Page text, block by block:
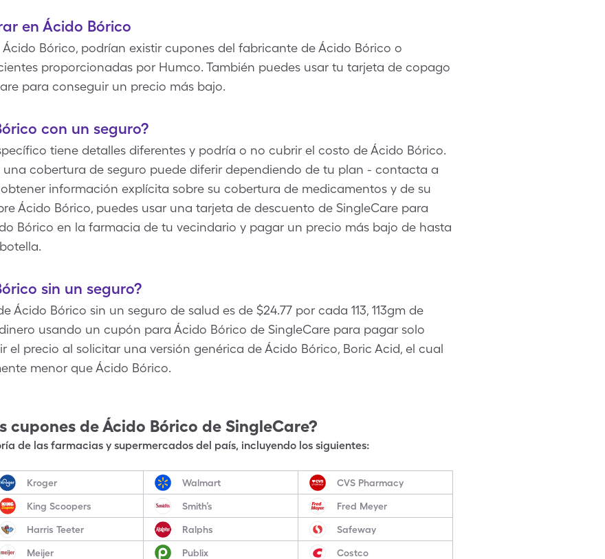
en Ácido Bórico
Bórico, podrían existir cupones del fabricante de Ácido Bórico o
proporcionadas por Humco. También puedes usar tu tarjeta de copago
para conseguir un precio más bajo.
con un seguro?
tiene detalles diferentes y podría o no cubrir el costo de Ácido Bórico.
una cobertura de seguro puede diferir dependiendo de tu plan - contacta a
información explícita sobre su cobertura de medicamentos y de su
Ácido Bórico, puedes usar una tarjeta de descuento de SingleCare para
Bórico en la farmacia de tu vecindario y pagar un precio más bajo de hasta
sin un seguro?
Ácido Bórico sin un seguro de salud es de $24.77 por cada 113, 113gm de
usando un cupón para Ácido Bórico de SingleCare para pagar solo
el precio al solicitar una versión genérica de Ácido Bórico, Boric Acid, el cual
menor que Ácido Bórico.
cupones deÁcido Bórico de SingleCare?
de las farmacias y supermercados del país, incluyendo los siguientes:
Kroger Walmart CVS Pharmacy
King Scoopers Smith’s Fred Meyer
Harris Teeter Ralphs Safeway
Meijer Publix Costco